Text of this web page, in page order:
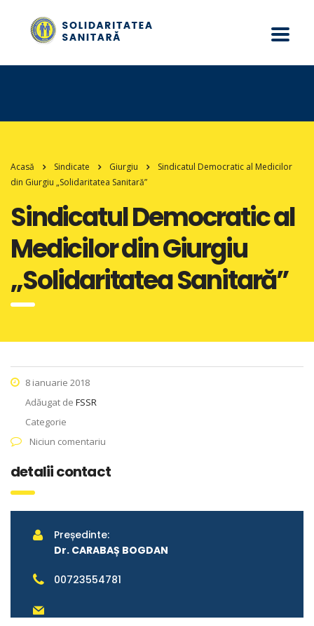
Acasă Sindicate Giurgiu
Sindicatul Democratic al Medicilor
din Giurgiu „Solidaritatea Sanitară”
Sindicatul Democratic al
Medicilor din Giurgiu
„Solidaritatea Sanitară”
8 ianuarie 2018
Adăugat de FSSR
Categorie
Niciun comentariu
detalii contact
Președinte:
Dr. CARABAȘ BOGDAN
00723554781